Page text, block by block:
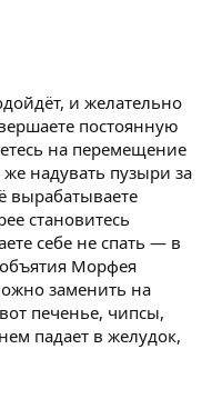
и желательно
постоянную
на перемещение
надувать пузыри за
вырабатываете
становитесь
себе не спать — в
Морфея
заменить на
печенье, чипсы,
падает в желудок,